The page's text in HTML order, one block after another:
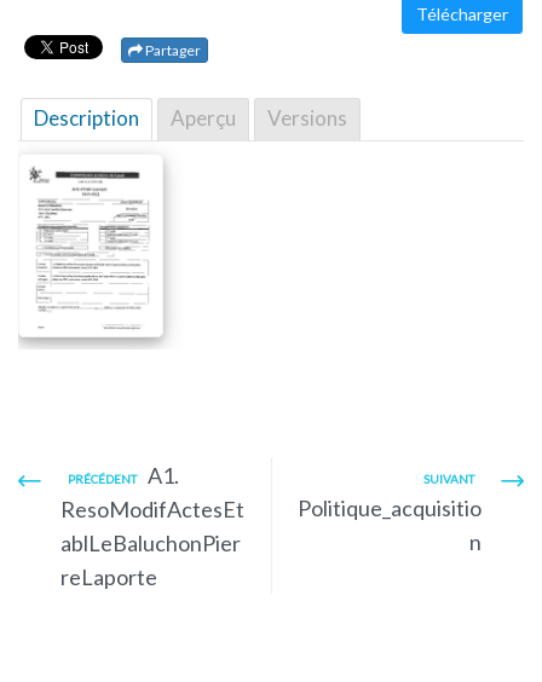
Télécharger
Partager
Description Aperçu Versions
PRÉCÉDENT
A1.
ResoModifActesEt
ablLeBaluchonPier
reLaporte
SUIVANT
Politique_acquisitio
n